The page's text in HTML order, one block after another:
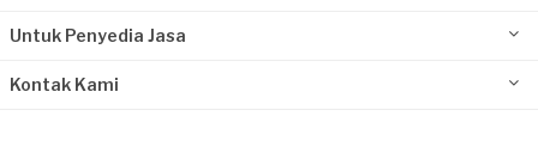
Untuk Penyedia Jasa
Kontak Kami